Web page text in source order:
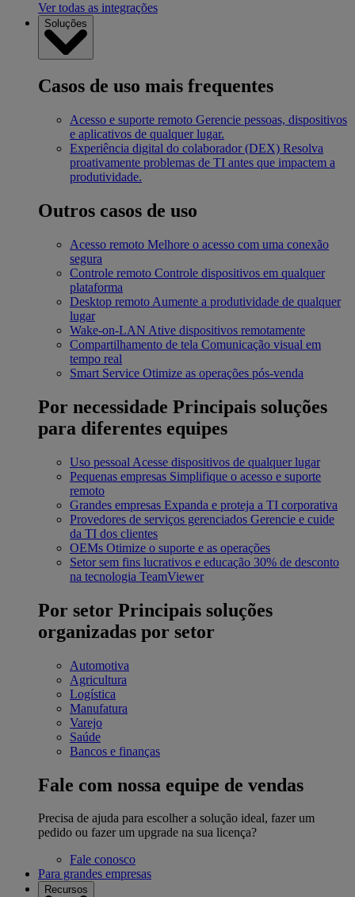
Ver todas as integrações
Soluções
Casos de uso mais frequentes
Acesso e suporte remoto Gerencie pessoas, dispositivos
e aplicativos de qualquer lugar.
Experiência digital do colaborador (DEX) Resolva
proativamente problemas de TI antes que impactem a
produtividade.
Outros casos de uso
Acesso remoto Melhore o acesso com uma conexão
segura
Controle remoto Controle dispositivos em qualquer
plataforma
Desktop remoto Aumente a produtividade de qualquer
lugar
Wake-on-LAN Ative dispositivos remotamente
Compartilhamento de tela Comunicação visual em
tempo real
Smart Service Otimize as operações pós-venda
Por necessidade Principais soluções
para diferentes equipes
Uso pessoal Acesse dispositivos de qualquer lugar
Pequenas empresas Simplifique o acesso e suporte
remoto
Grandes empresas Expanda e proteja a TI corporativa
Provedores de serviços gerenciados Gerencie e cuide
da TI dos clientes
OEMs Otimize o suporte e as operações
Setor sem fins lucrativos e educação 30% de desconto
na tecnologia TeamViewer
Por setor Principais soluções
organizadas por setor
Automotiva
Agricultura
Logística
Manufatura
Varejo
Saúde
Bancos e finanças
Fale com nossa equipe de vendas
Precisa de ajuda para escolher a solução ideal, fazer um
pedido ou fazer um upgrade na sua licença?
Fale conosco
Para grandes empresas
Recursos